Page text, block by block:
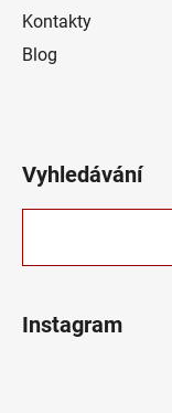
Kontakty
Blog
Vyhledávání
Instagram